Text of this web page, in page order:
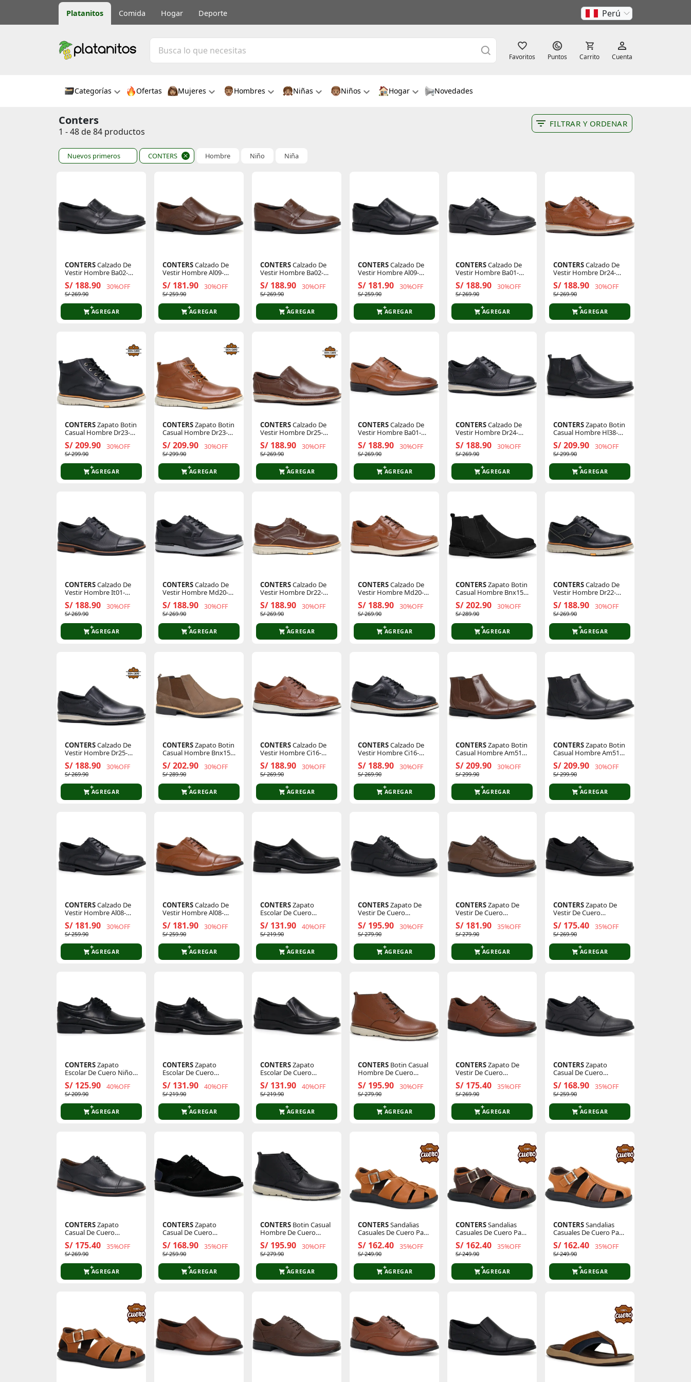
Platanitos Comida Hogar Deporte Perú
Favoritos Puntos Carrito Cuenta
Categorías Ofertas Mujeres Hombres Niñas Niños Hogar Novedades
Conters
1 - 48 de 84 productos
FILTRAR Y ORDENAR
Nuevos primeros CONTERS Hombre Niño Niña
CONTERSCalzado De
Vestir Hombre Ba02-
Cl26q3-N
S/ 188.90 30%OFF
S/ 269.90
AGREGAR
CONTERSCalzado De
Vestir Hombre Al09-
Cl26q3
S/ 181.90 30%OFF
S/ 259.90
AGREGAR
CONTERSCalzado De
Vestir Hombre Ba02-
Cl26q3
S/ 188.90 30%OFF
S/ 269.90
AGREGAR
CONTERSCalzado De
Vestir Hombre Al09-
Cl26q3-N
S/ 181.90 30%OFF
S/ 259.90
AGREGAR
CONTERSCalzado De
Vestir Hombre Ba01-
Cl26q3-N
S/ 188.90 30%OFF
S/ 269.90
AGREGAR
CONTERSCalzado De
Vestir Hombre Dr24-
Cl26q3
S/ 188.90 30%OFF
S/ 269.90
AGREGAR
CONTERSZapato Botin
Casual Hombre Dr23-
Cl26q3-N
S/ 209.90 30%OFF
S/ 299.90
AGREGAR
CONTERSZapato Botin
Casual Hombre Dr23-
Cl26q3
S/ 209.90 30%OFF
S/ 299.90
AGREGAR
CONTERSCalzado De
Vestir Hombre Dr25-
Cl26q3
S/ 188.90 30%OFF
S/ 269.90
AGREGAR
CONTERSCalzado De
Vestir Hombre Ba01-
Cl26q3
S/ 188.90 30%OFF
S/ 269.90
AGREGAR
CONTERSCalzado De
Vestir Hombre Dr24-
Cl26q3-N
S/ 188.90 30%OFF
S/ 269.90
AGREGAR
CONTERSZapato Botin
Casual Hombre Hl38-
Cl26q3
S/ 209.90 30%OFF
S/ 299.90
AGREGAR
CONTERSCalzado De
Vestir Hombre It01-
Cl26q3
S/ 188.90 30%OFF
S/ 269.90
AGREGAR
CONTERSCalzado De
Vestir Hombre Md20-
Cl26q3-N
S/ 188.90 30%OFF
S/ 269.90
AGREGAR
CONTERSCalzado De
Vestir Hombre Dr22-
Cl26q3
S/ 188.90 30%OFF
S/ 269.90
AGREGAR
CONTERSCalzado De
Vestir Hombre Md20-
Cl26q3
S/ 188.90 30%OFF
S/ 269.90
AGREGAR
CONTERSZapato Botin
Casual Hombre Bnx15-
Cl26q3-N
S/ 202.90 30%OFF
S/ 289.90
AGREGAR
CONTERSCalzado De
Vestir Hombre Dr22-
Cl26q3-N
S/ 188.90 30%OFF
S/ 269.90
AGREGAR
CONTERSCalzado De
Vestir Hombre Dr25-
S/ 188.90 30%OFF
S/ 269.90
AGREGAR
CONTERSZapato Botin
Casual Hombre Bnx15-
S/ 202.90 30%OFF
S/ 289.90
AGREGAR
CONTERSCalzado De
Vestir Hombre Ci16-
S/ 188.90 30%OFF
S/ 269.90
AGREGAR
CONTERSCalzado De
Vestir Hombre Ci16-
S/ 188.90 30%OFF
S/ 269.90
AGREGAR
CONTERSZapato Botin
Casual Hombre Am51b-
S/ 209.90 30%OFF
S/ 299.90
AGREGAR
CONTERSZapato Botin
Casual Hombre Am51b-
S/ 209.90 30%OFF
S/ 299.90
AGREGAR
CONTERSCalzado De
Vestir Hombre Al08-
Cl26q3-N
S/ 181.90 30%OFF
S/ 259.90
AGREGAR
CONTERSCalzado De
Vestir Hombre Al08-
Cl26q3
S/ 181.90 30%OFF
S/ 259.90
AGREGAR
CONTERSZapato
Escolar De Cuero
Juvenil 25q1.De-01
S/ 131.90 40%OFF
S/ 219.90
AGREGAR
CONTERSZapato De
Vestir De Cuero
Hombre Clq3-Dh-10
S/ 195.90 30%OFF
S/ 279.90
AGREGAR
CONTERSZapato De
Vestir De Cuero
Hombre Clq3-Dh-10
S/ 181.90 35%OFF
S/ 279.90
AGREGAR
CONTERSZapato De
Vestir De Cuero
Hombre 24q4.Hl-36
S/ 175.40 35%OFF
S/ 269.90
AGREGAR
CONTERSZapato
Escolar De Cuero Niños
25q1.Pl-03
S/ 125.90 40%OFF
S/ 209.90
AGREGAR
CONTERSZapato
Escolar De Cuero
Juvenil 25q1.De-01
S/ 131.90 40%OFF
S/ 219.90
AGREGAR
CONTERSZapato
Escolar De Cuero
Juvenil 25q1.Mk-02
S/ 131.90 40%OFF
S/ 219.90
AGREGAR
CONTERSBotin Casual
Hombre De Cuero
24q4.On-07
S/ 195.90 30%OFF
S/ 279.90
AGREGAR
CONTERSZapato De
Vestir De Cuero
Hombre 24q4.Hl-36
S/ 175.40 35%OFF
S/ 269.90
AGREGAR
CONTERSZapato
Casual De Cuero
Hombre 24q4.Al-03
S/ 168.90 35%OFF
S/ 259.90
AGREGAR
CONTERSZapato
Casual De Cuero
Hombre 24q4.Italo
S/ 175.40 35%OFF
S/ 269.90
AGREGAR
CONTERSZapato
Casual De Cuero
Hombre 24q3-Bnb-5
S/ 168.90 35%OFF
S/ 259.90
AGREGAR
CONTERSBotin Casual
Hombre De Cuero
24q4.On-07
S/ 195.90 30%OFF
S/ 279.90
AGREGAR
CONTERSSandalias
Casuales De Cuero Para
Hombre Kn25q3-828
S/ 162.40 35%OFF
S/ 249.90
AGREGAR
CONTERSSandalias
Casuales De Cuero Para
Hombre Kn25q3-832
S/ 162.40 35%OFF
S/ 249.90
AGREGAR
CONTERSSandalias
Casuales De Cuero Para
Hombre Kn25q3-832
S/ 162.40 35%OFF
S/ 249.90
AGREGAR